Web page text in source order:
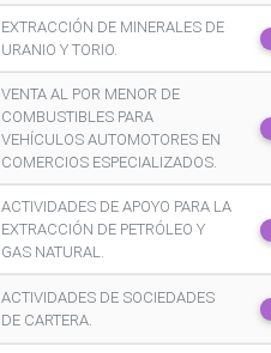
EXTRACCIÓN DE MINERALES DE
URANIO Y TORIO.
VENTA AL POR MENOR DE
COMBUSTIBLES PARA
VEHÍCULOS AUTOMOTORES EN
COMERCIOS ESPECIALIZADOS.
ACTIVIDADES DE APOYO PARA LA
EXTRACCIÓN DE PETRÓLEO Y
GAS NATURAL.
ACTIVIDADES DE SOCIEDADES
DE CARTERA.